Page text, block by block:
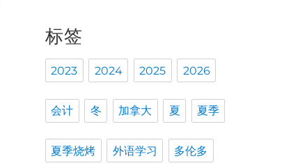
标签
2023 2024 2025 2026
会计 冬 加拿大 夏 夏季
夏季烧烤 外语学习 多伦多